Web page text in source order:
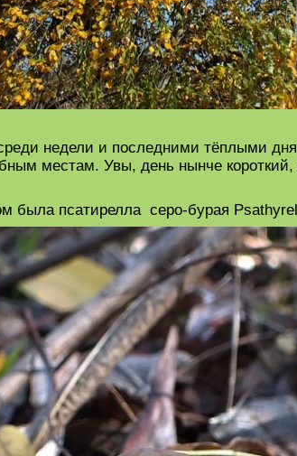
недели и последними тёплыми
местам. Увы, день нынче короткий,
псатирелла серо-бурая